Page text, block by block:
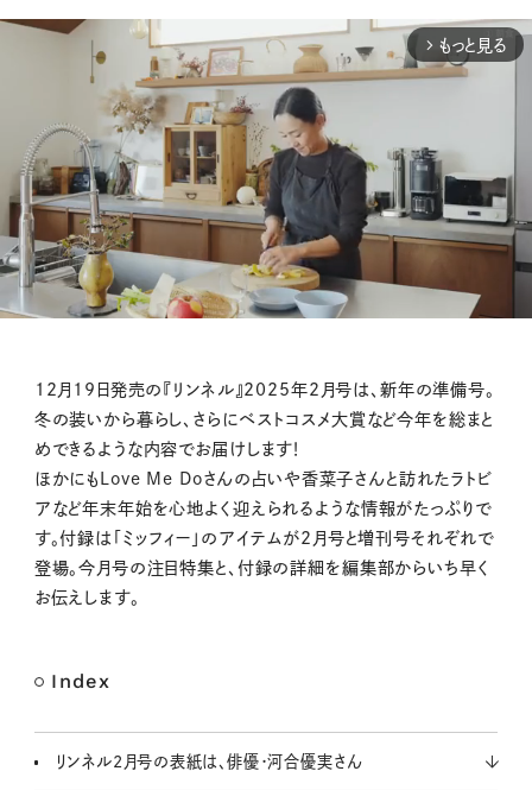
arrow_forward_ios もっと見る
M
t
12月19日発売の『リンネル』2025年2月号は、新年の準備号。
冬の装いから暮らし、さらにベストコスメ大賞など今年を総まと
めできるような内容でお届けします！
ほかにもLove Me Doさんの占いや香菜子さんと訪れたラトビ
アなど年末年始を心地よく迎えられるような情報がたっぷりで
す。付録は「ミッフィー」のアイテムが2月号と増刊号それぞれで
登場。今月号の注目特集と、付録の詳細を編集部からいち早く
お伝えします。
Index
リンネル2月号の表紙は、俳優・河合優実さん